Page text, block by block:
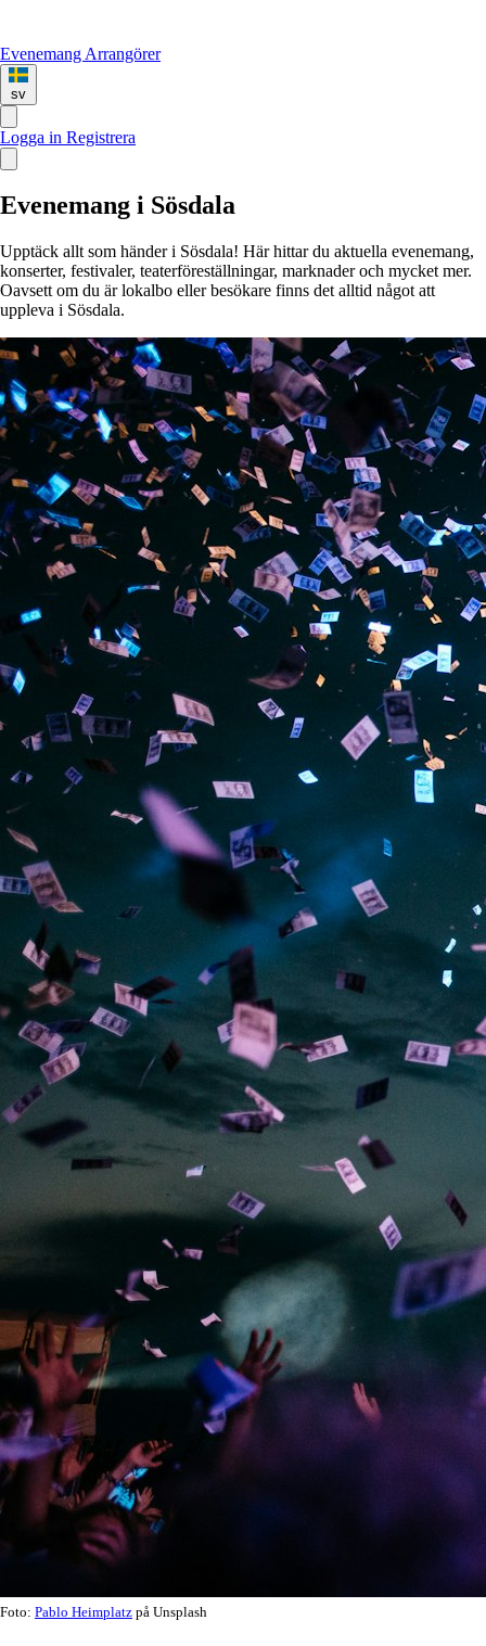
Evenemang Arrangörer
sv
Logga in Registrera
Evenemang i Sösdala
Upptäck allt som händer i Sösdala! Här hittar du aktuella evenemang,
konserter, festivaler, teaterföreställningar, marknader och mycket mer.
Oavsett om du är lokalbo eller besökare finns det alltid något att
uppleva i Sösdala.
Foto: Pablo Heimplatz på Unsplash